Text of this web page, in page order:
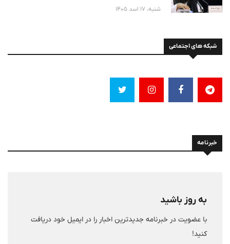
شنبه، 17 اسد 1405
شبکه های اجتماعی
خبرنامه
به روز باشید
با عضویت در خبرنامه جدیدترین اخبار را در ایمیل خود دریافت
کنید!